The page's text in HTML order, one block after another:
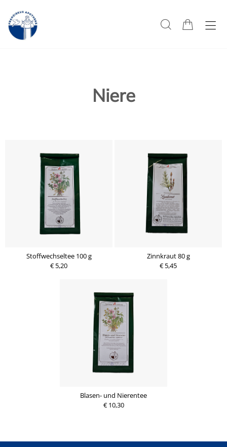
Niere
Stoffwechseltee 100 g
€ 5,20
Zinnkraut 80 g
€ 5,45
Blasen- und Nierentee
€ 10,30